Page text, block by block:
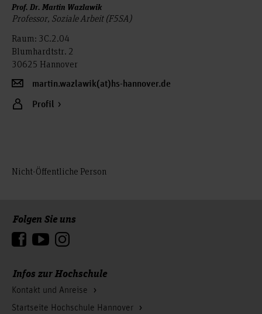
Prof. Dr. Martin Wazlawik
Professor, Soziale Arbeit (F5SA)
Raum: 3C.2.04
Blumhardtstr. 2
30625 Hannover
martin.wazlawik(at)hs-hannover.de
Profil
Nicht-Öffentliche Person
Infos zur Hochschule
Kontakt und Anreise
Startseite Hochschule Hannover
Folgen Sie uns